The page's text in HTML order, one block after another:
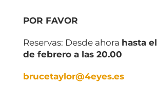
POR FAVOR
Reservas: Desde ahora hasta
de febrero a las 20.00
brucetaylor@4eyes.es